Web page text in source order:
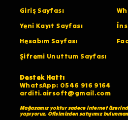
Giriş Sayfası
Yeni Kayıt Sayfası
Hesabım Sayfası
Şifremi Unuttum Sayfası
Destek Hattı
WhatsApp: 0546 916 9164
arditi.airsoft@gmail.com
Mağazamız yoktur sadece internet
yapıyoruz. Ofisimizden satışımız